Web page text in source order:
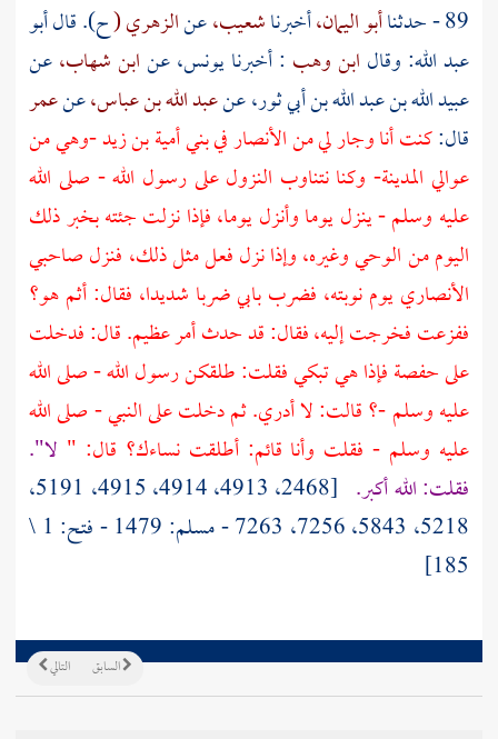
89 - حدثنا
أبو اليمان،أخبرناشعيب،عنالزهري (ح). قال أبو
عبد الله: وقال ابن وهب : أخبرنا يونس، عنابن شهاب،عن
عبيد الله بن عبد الله بن أبي ثور، عنعبد الله بن عباس،عنعمر
قال:كنت أنا وجار لي منالأنصارفيبني أمية بن زيد-وهي من
عوالي المدينة- وكنا نتناوب النزول على رسول الله - صلى الله
عليه وسلم - ينزل يوما وأنزل يوما، فإذا نزلت جئته بخبر ذلك
اليوم من الوحي وغيره، وإذا نزل فعل مثل ذلك، فنزل صاحبي
الأنصاري يوم نوبته، فضرب بابي ضربا شديدا، فقال: أثم هو؟
ففزعت فخرجت إليه، فقال: قد حدث أمر عظيم. قال: فدخلت
علىحفصةفإذا هي تبكي فقلت: طلقكن رسول الله - صلى الله
عليه وسلم -؟ قالت: لا أدري. ثم دخلت على النبي - صلى الله
عليه وسلم - فقلت وأنا قائم: أطلقت نساءك؟ قال: " لا".
فقلت: الله أكبر.
[2468، 4913، 4914، 4915، 5191،
5218، 5843، 7256، 7263 - مسلم: 1479 - فتح: 1 \
185]
التالي السابق